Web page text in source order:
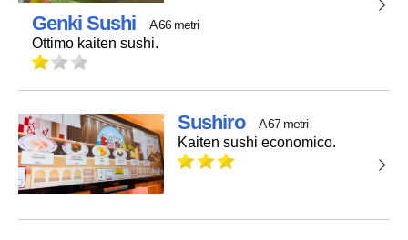
Genki Sushi A 66 metri
Ottimo kaiten sushi.
Sushiro A 67 metri
Kaiten sushi economico.